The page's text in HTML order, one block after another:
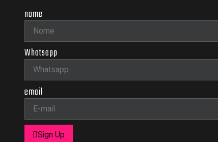
nome
Whatsapp
email
Sign Up